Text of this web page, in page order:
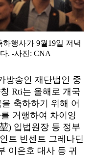
행사가 9월19일 저녁
. -사진: CNA
방송인 재단법인 중
Rti는 올해로 개국
축하하기 위해 어
거행하여 차이잉
) 입법원장 등 정부
트 빈센트 그레나딘
이은호 대사 등 귀